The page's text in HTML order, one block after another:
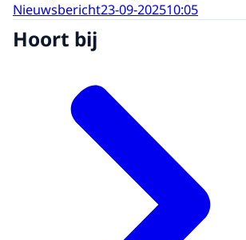
Nieuwsbericht23-09-202510:05
Hoort bij